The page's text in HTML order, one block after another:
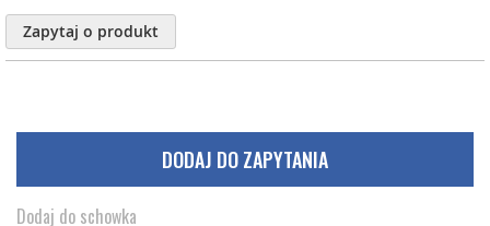
Zapytaj o produkt
DODAJ DO ZAPYTANIA
Dodaj do schowka